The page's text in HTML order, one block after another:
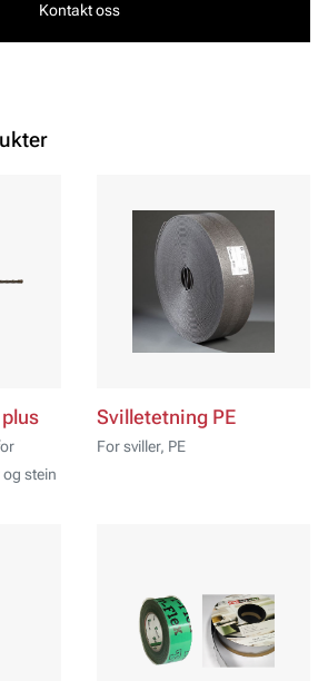
Kontakt oss
stein
Svilletetning PE
For sviller, PE